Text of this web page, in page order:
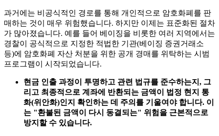
과거에는 비공식적인 경로를 통해 개인적으로 암호화폐를 판
매하는 것이 매우 위험했습니다. 하지만 이제는 표준화된 절차
가 많아졌습니다. 예를 들어 베이징을 비롯한 여러 지역에서는
경찰이 공식적으로 지정한 적법한 기관(베이징 증권거래소
등)에 암호화폐 자산 처분을 위한 공개 경매를 위탁하는 시범
프로그램이 시작되었습니다.
현금 인출 과정이 투명하고 관련 법규를 준수하는지, 그
리고 최종적으로 계좌에 반환되는 금액이 법정 현지 통
화(위안화)인지 확인하는 데 주의를 기울여야 합니다. 이
는 "환불된 금액이 다시 동결되는" 위험을 근본적으로
방지할 수 있습니다.